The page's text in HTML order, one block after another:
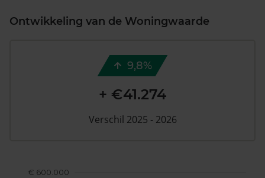
Ontwikkeling van de Woningwaarde
€ 600.000
9,8%
+ €41.274
Verschil 2025 - 2026